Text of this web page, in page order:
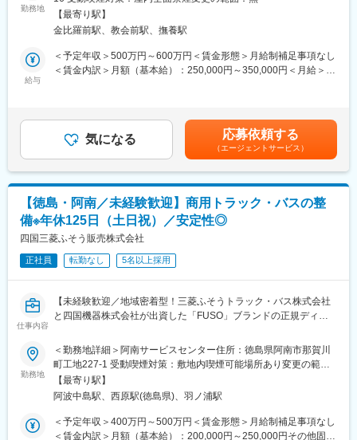
■社風：
制が築かれております。また、社内研修、社内イベントなどにお
いて、各部署、各支店の社員と交流できるチャンスが多々用意さ
変更の範囲：会社の定める業務
■業務概要：
同社にて法人のお客様向けに自動車（主に1.5トン～大型までのト
ラック・バス）の提案からアフターフォローまで定期的なヒアリ
ング、アフターフォローを担当いただきます。
・お客様への定期的なヒアリング
■業務の詳細：
お客様（メインは運送業者）からトラック等の仕様の相談を頂い
た際に、ヒアリングを行いながらどういったカスタマイズができ
期的な関係を築いていくことができます。
また図面の設計等は製造元メーカーにて行っているため、専門的
な知識は必要ありません。納品後もアフターフォローを行って頂
きますが、故障やメンテナンスなど技術的な部分は専任の整備担
当が別途対応する形となります。
■一日の流れ：
メール整理や資料準備（8時45分～10時）→納入先へのフォロー
訪問2～3件程度（10時～12時）→昼食（12時～13時）→紹介い
ただいたお客様への提案（13時～16時）→翌日の訪問準備（16時
～17時）→就業（18時以降）
ります。
■職務のミッション：
当社の取扱製品は、お客様にとって非常に重要な商売道具です。
お客様に最も適したトラックやバス、漁船などの提案のみなら
お客様の効率アップを図っていきます。お客様に大きな喜びを提
供し、更なる信頼関係の構築に繋げることがミッションです。
勤務地
【最寄り駅】
金比羅前駅、教会前駅、撫養駅
給与
＜予定年収＞500万円～600万円＜賃金形態＞月給制補足事項なし
＜賃金内訳＞月額（基本給）：250,000円～350,000円＜月給＞
年2回※過去実績4ヶ月分賃金はあくまでも目安の金額であり、選
考を通じて上下する可能性があります。月給(月額)は固定手当を含
めた表記です。
気になる 応募依頼する
（エージェントサービス）
【徳島・阿南／未経験歓迎】商用トラック・バスの整
備※年休125日（土日祝）／安定性◎
四国三菱ふそう販売株式会社
正社員 転勤なし 5名以上採用
仕事内容
【未経験歓迎／地域密着型！三菱ふそうトラック・バス株式会社
と四国機器株式会社が出資した「FUSO」ブランドの正規ディー
能な環境です／転勤なし】
■業務概要：
大型のトラック、商用車の整備を担当いただきます。
※車検がメインとなり、基本的には工場勤務です。外に行くことは
ほとんどありません。
勤務地
＜勤務地詳細＞阿南サービスセンター住所：徳島県阿南市那賀川
町工地227-1 受動喫煙対策：敷地内喫煙可能場所あり変更の範
囲：無
【最寄り駅】
阿波中島駅、西原駅(徳島県)、羽ノ浦駅
＜予定年収＞400万円～500万円＜賃金形態＞月給制補足事項なし
＜賃金内訳＞月額（基本給）：200,000円～250,000円その他固定